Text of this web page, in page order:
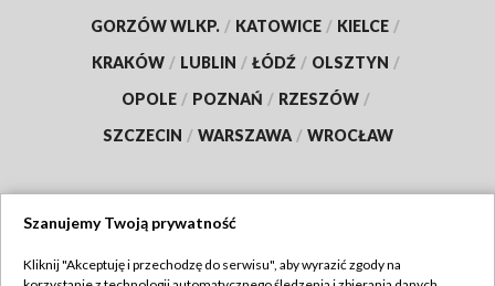
GORZÓW WLKP. / KATOWICE / KIELCE /
KRAKÓW / LUBLIN / ŁÓDŹ / OLSZTYN /
OPOLE / POZNAŃ / RZESZÓW /
SZCZECIN / WARSZAWA / WROCŁAW
Szanujemy Twoją prywatność
Kliknij "Akceptuję i przechodzę do serwisu", aby wyrazić zgody na